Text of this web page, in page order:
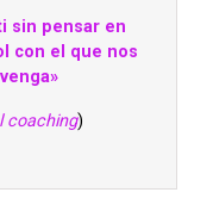
sin pensar en
con el que nos
coaching)